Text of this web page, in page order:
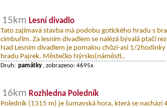
15km Lesní divadlo
Tato zajímavá stavba má podobu gotického hradu s
cimbuřím. Za lesním divadlem se nalézá bývalá ptačí
Nad Lesním divadlem je pomalou chůzí-asi 1/2hodinky
hradu Pajrek. Městečko Nýrsko(náměstí..
Druh: památky , zobrazeno: 4695x
16km Rozhledna Poledník
Poledník (1315 m) je šumavská hora, která se nachází